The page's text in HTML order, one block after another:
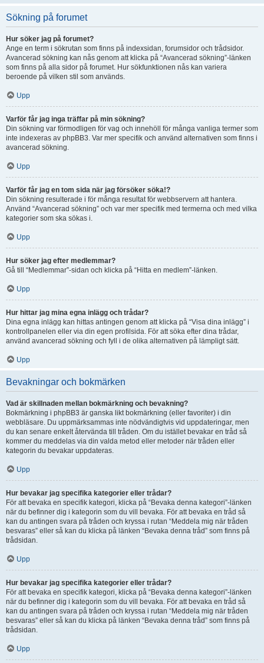
Sökning på forumet
Hur söker jag på forumet?
Ange en term i sökrutan som finns på indexsidan, forumsidor och trådsidor.
Avancerad sökning kan nås genom att klicka på “Avancerad sökning”-länken
som finns på alla sidor på forumet. Hur sökfunktionen nås kan variera
beroende på vilken stil som används.
Upp
Varför får jag inga träffar på min sökning?
Din sökning var förmodligen för vag och innehöll för många vanliga termer som
inte indexeras av phpBB3. Var mer specifik och använd alternativen som finns i
avancerad sökning.
Upp
Varför får jag en tom sida när jag försöker söka!?
Din sökning resulterade i för många resultat för webbservern att hantera.
Använd “Avancerad sökning” och var mer specifik med termerna och med vilka
kategorier som ska sökas i.
Upp
Hur söker jag efter medlemmar?
Gå till “Medlemmar”-sidan och klicka på “Hitta en medlem”-länken.
Upp
Hur hittar jag mina egna inlägg och trådar?
Dina egna inlägg kan hittas antingen genom att klicka på “Visa dina inlägg” i
kontrollpanelen eller via din egen profilsida. För att söka efter dina trådar,
använd avancerad sökning och fyll i de olika alternativen på lämpligt sätt.
Upp
Bevakningar och bokmärken
Vad är skillnaden mellan bokmärkning och bevakning?
Bokmärkning i phpBB3 är ganska likt bokmärkning (eller favoriter) i din
webbläsare. Du uppmärksammas inte nödvändigtvis vid uppdateringar, men
du kan senare enkelt återvända till tråden. Om du istället bevakar en tråd så
kommer du meddelas via din valda metod eller metoder när tråden eller
kategorin du bevakar uppdateras.
Upp
Hur bevakar jag specifika kategorier eller trådar?
För att bevaka en specifik kategori, klicka på “Bevaka denna kategori”-länken
när du befinner dig i kategorin som du vill bevaka. För att bevaka en tråd så
kan du antingen svara på tråden och kryssa i rutan “Meddela mig när tråden
besvaras” eller så kan du klicka på länken “Bevaka denna tråd” som finns på
trådsidan.
Upp
Hur bevakar jag specifika kategorier eller trådar?
För att bevaka en specifik kategori, klicka på “Bevaka denna kategori”-länken
när du befinner dig i kategorin som du vill bevaka. För att bevaka en tråd så
kan du antingen svara på tråden och kryssa i rutan “Meddela mig när tråden
besvaras” eller så kan du klicka på länken “Bevaka denna tråd” som finns på
trådsidan.
Upp